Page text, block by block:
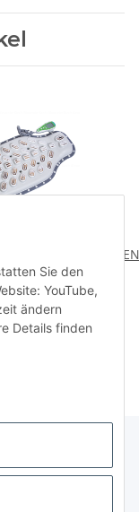
EU/CE by
Karch
€ *
2.499,00 €
Sie den
YouTube,
ändern
Details finden